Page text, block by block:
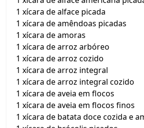
1 xícara de alface picada
1 xícara de amêndoas picadas
1 xícara de amoras
1 xícara de arroz arbóreo
1 xícara de arroz cozido
1 xícara de arroz integral
1 xícara de arroz integral cozido
1 xícara de aveia em flocos
1 xícara de aveia em flocos finos
1 xícara de batata doce cozida e